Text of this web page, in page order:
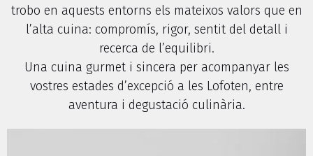
trobo en aquests entorns els mateixos valors que en
l’alta cuina: compromís, rigor, sentit del detall i
recerca de l’equilibri.
Una cuina gurmet i sincera per acompanyar les
vostres estades d’excepció a les Lofoten, entre
aventura i degustació culinària.